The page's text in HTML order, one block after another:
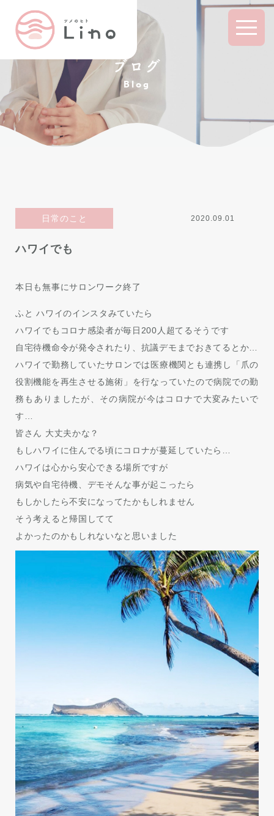
ブログ
Blog
日常のこと 2020.09.01
ハワイでも
本日も無事にサロンワーク終了
ふと ハワイのインスタみていたら
ハワイでもコロナ感染者が毎日200人超てるそうです
自宅待機命令が発令されたり、抗議デモまでおきてるとか…
ハワイで勤務していたサロンでは医療機関とも連携し「爪の
役割機能を再生させる施術」を行なっていたので病院での勤
務もありましたが、その病院が今はコロナで大変みたいで
す…
皆さん 大丈夫かな？
もしハワイに住んでる頃にコロナが蔓延していたら…
ハワイは心から安心できる場所ですが
病気や自宅待機、デモそんな事が起こったら
もしかしたら不安になってたかもしれません
そう考えると帰国してて
よかったのかもしれないなと思いました